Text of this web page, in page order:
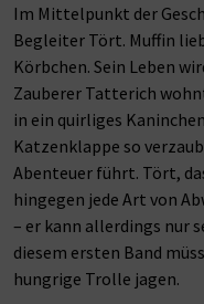
Im Mittelpunkt der
Begleiter Tört. Muffin
Körbchen. Sein Leben
Zauberer Tatterich
in ein quirliges
Katzenklappe so
Abenteuer führt. Tört,
hingegen jede Art von
– er kann allerdings nur
diesem ersten Band
hungrige Trolle jagen.